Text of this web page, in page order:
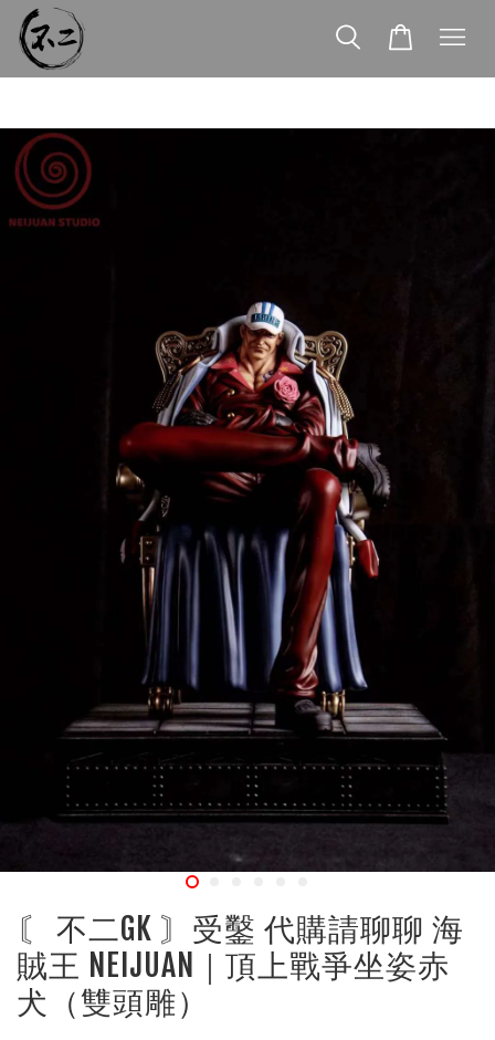
〘 不二GK 〙受鑿 代購請聊聊 海
賊王 NEIJUAN｜頂上戰爭坐姿赤
犬（雙頭雕）